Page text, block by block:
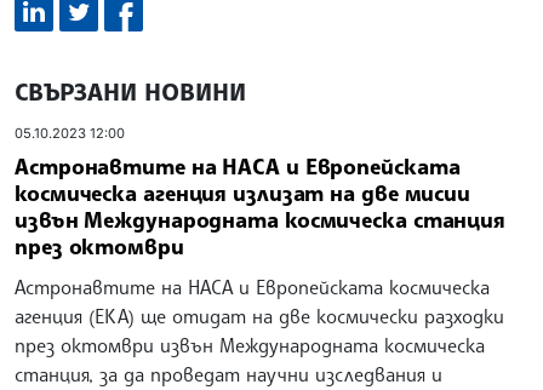
СВЪРЗАНИ НОВИНИ
05.10.2023 12:00
Астронавтите на НАСА и Европейската
космическа агенция излизат на две мисии
извън Международната космическа станция
през октомври
Астронавтите на НАСА и Европейската космическа
агенция (ЕКА) ще отидат на две космически разходки
през октомври извън Международната космическа
станция, за да проведат научни изследвания и